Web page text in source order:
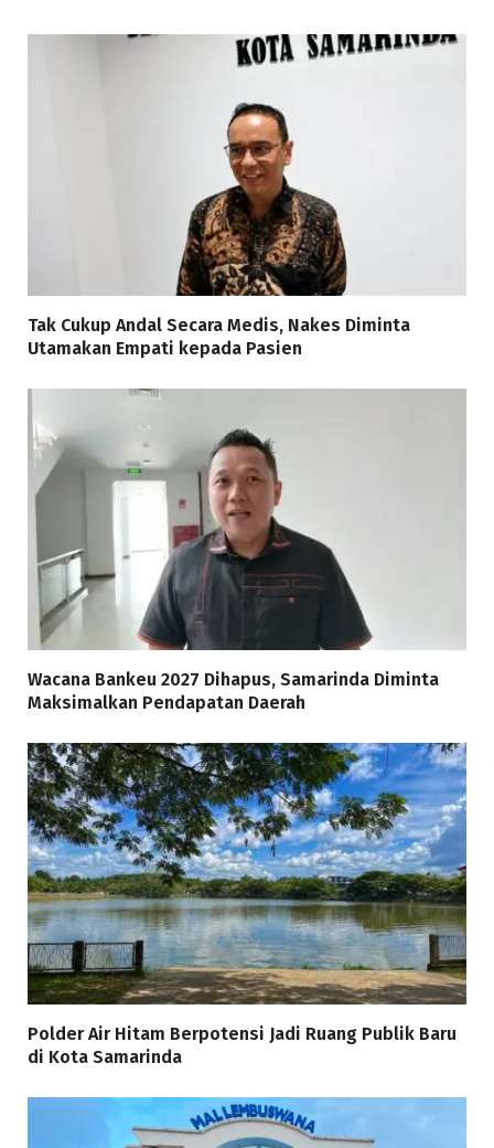
Tak Cukup Andal Secara Medis, Nakes Diminta
Utamakan Empati kepada Pasien
Wacana Bankeu 2027 Dihapus, Samarinda Diminta
Maksimalkan Pendapatan Daerah
Polder Air Hitam Berpotensi Jadi Ruang Publik Baru
di Kota Samarinda